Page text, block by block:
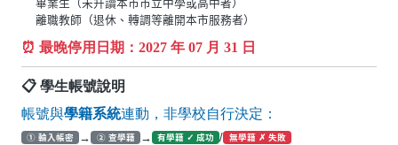
畢業生（未升讀本市市立中學或高中者）
離職教師（退休、轉調等離開本市服務者）
⏰ 最晚停用日期： 2027 年 07 月 31 日
📋 學生帳號說明
帳號與學籍系統連動，非學校自行決定：
① 輸入帳密 → ② 查學籍 → 有學籍 ✓ 成功 / 無學籍 ✗ 失敗